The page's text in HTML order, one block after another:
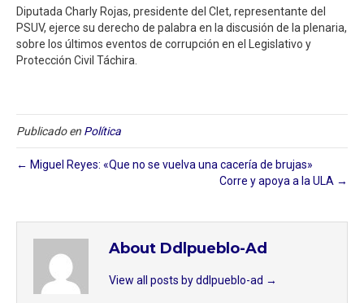
Diputada Charly Rojas, presidente del Clet, representante del
PSUV, ejerce su derecho de palabra en la discusión de la plenaria,
sobre los últimos eventos de corrupción en el Legislativo y
Protección Civil Táchira.
Publicado en Política
← Miguel Reyes: «Que no se vuelva una cacería de brujas»
Corre y apoya a la ULA →
About Ddlpueblo-Ad
View all posts by ddlpueblo-ad →